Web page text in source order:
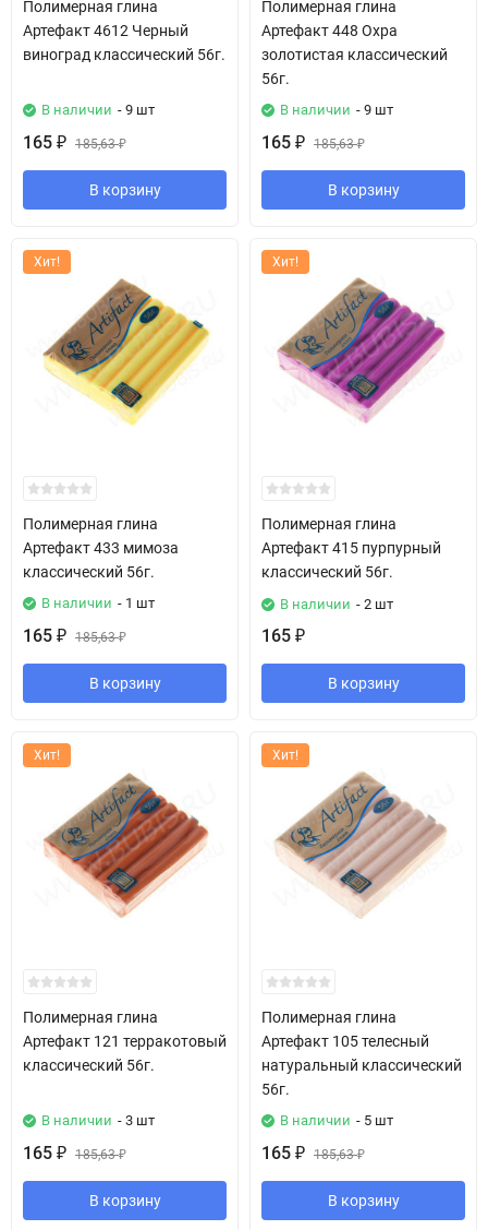
Полимерная глина
Артефакт 4612 Черный
виноград классический 56г.
В наличии - 9 шт
165 ₽ 185,63₽
В корзину
Полимерная глина
Артефакт 448 Охра
золотистая классический
56г.
В наличии - 9 шт
165 ₽ 185,63₽
В корзину
Хит!
Полимерная глина
Артефакт 433 мимоза
классический 56г.
В наличии - 1 шт
165 ₽ 185,63₽
В корзину
Хит!
Полимерная глина
Артефакт 415 пурпурный
классический 56г.
В наличии - 2 шт
165 ₽
В корзину
Хит!
Полимерная глина
Артефакт 121 терракотовый
классический 56г.
В наличии - 3 шт
165 ₽ 185,63₽
В корзину
Хит!
Полимерная глина
Артефакт 105 телесный
натуральный классический
56г.
В наличии - 5 шт
165 ₽ 185,63₽
В корзину